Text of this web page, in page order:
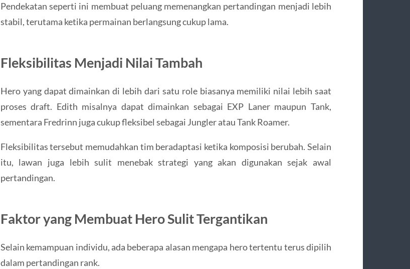
Pendekatan seperti ini membuat peluang memenangkan pertandingan menjadi lebih
stabil, terutama ketika permainan berlangsung cukup lama.
Fleksibilitas Menjadi Nilai Tambah
Hero yang dapat dimainkan di lebih dari satu role biasanya memiliki nilai lebih saat
proses draft. Edith misalnya dapat dimainkan sebagai EXP Laner maupun Tank,
sementara Fredrinn juga cukup fleksibel sebagai Jungler atau Tank Roamer.
Fleksibilitas tersebut memudahkan tim beradaptasi ketika komposisi berubah. Selain
itu, lawan juga lebih sulit menebak strategi yang akan digunakan sejak awal
pertandingan.
Faktor yang Membuat Hero Sulit Tergantikan
Selain kemampuan individu, ada beberapa alasan mengapa hero tertentu terus dipilih
dalam pertandingan rank.